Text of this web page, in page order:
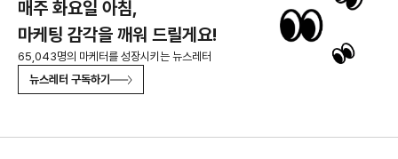
매주 화요일 아침,
마케팅 감각을 깨워 드릴게요!
65,043명의 마케터를 성장시키는 뉴스레터
뉴스레터 구독하기